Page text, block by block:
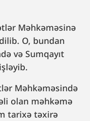
Məhkəməsinə
O, bundan
və Sumqayıt
Məhkəməsində
olan məhkəmə
tarixə təxirə